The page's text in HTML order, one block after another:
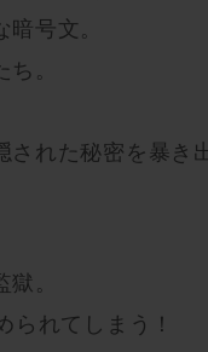
号文。
。
れた秘密を暴き
。
られてしまう！